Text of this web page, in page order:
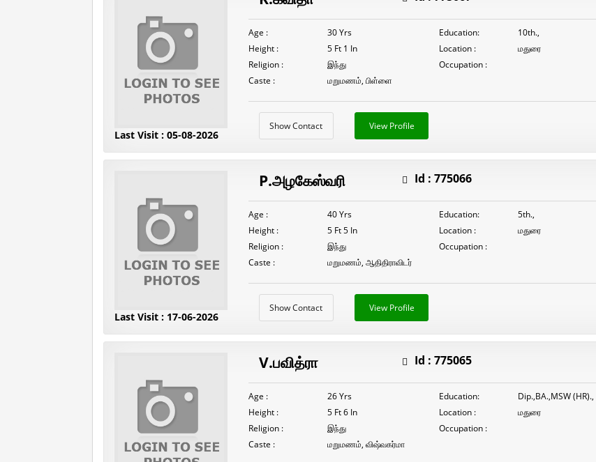
Last Visit : 05-08-2026
Age :
30 Yrs
Height :
5 Ft 1 In
Religion :
இந்து
Caste :
மறுமணம், பிள்ளை
Education:
10th.,
Location :
மதுரை
Occupation :
Show Contact View Profile
Last Visit : 17-06-2026
P.அழகேஸ்வரி Id :775066
Age :
40 Yrs
Height :
5 Ft 5 In
Religion :
இந்து
Caste :
மறுமணம், ஆதிதிராவிடர்
Education:
5th.,
Location :
மதுரை
Occupation :
Show Contact View Profile
V.பவித்ரா Id :775065
Age :
26 Yrs
Height :
5 Ft 6 In
Religion :
இந்து
Caste :
மறுமணம், விஷ்வகர்மா
Education:
Dip.,BA.,MSW (HR).,
Location :
மதுரை
Occupation :